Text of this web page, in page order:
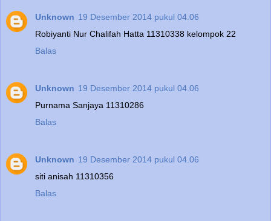
Unknown 19 Desember 2014 pukul 04.06
Robiyanti Nur Chalifah Hatta 11310338 kelompok 22
Balas
Unknown 19 Desember 2014 pukul 04.06
Purnama Sanjaya 11310286
Balas
Unknown 19 Desember 2014 pukul 04.06
siti anisah 11310356
Balas